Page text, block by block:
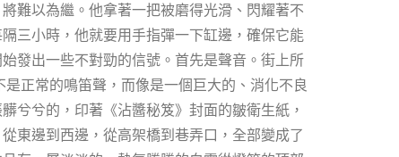
難以為繼。他拿著一把被磨得光滑、閃耀著不
三小時，他就要用手指彈一下缸邊，確保它能
發出一些不對勁的信號。首先是聲音。街上所
是正常的鳴笛聲，而像是一個巨大的、消化不良
兮兮的，印著《沾醬秘笈》封面的皺衛生紙，
東邊到西邊，從高架橋到巷弄口，全部變成了